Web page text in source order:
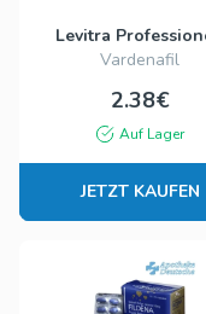
Levitra
Vardenafil
2.38€
Auf Lager
JETZT KAUFEN